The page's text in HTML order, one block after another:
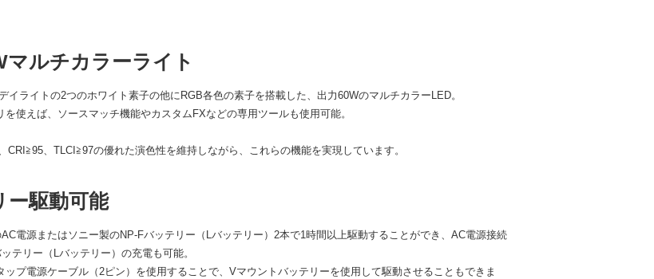
マルチカラーライト
イライトの2つのホワイト素子の他にRGB各色の素子を搭載した、出力60WのマルチカラーLED。
を使えば、ソースマッチ機能やカスタムFXなどの専用ツールも使用可能。
CRI≧95、TLCI≧97の優れた演色性を維持しながら、これらの機能を実現しています。
ー駆動可能
電源またはソニー製のNP-Fバッテリー（Lバッテリー）2本で1時間以上駆動することができ、AC電源接続
テリー（Lバッテリー）の充電も可能。
ップ電源ケーブル（2ピン）を使用することで、Vマウントバッテリーを使用して駆動させることもできま